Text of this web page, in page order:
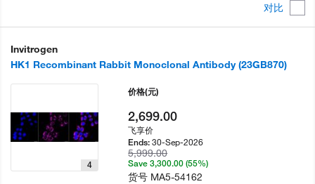
对比
Invitrogen
HK1 Recombinant Rabbit Monoclonal Antibody (23GB870)
4
价格(元)
2,699.00
飞享价
Ends:30-Sep-2026
5,999.00
Save 3,300.00 (55%)
货号 MA5-54162